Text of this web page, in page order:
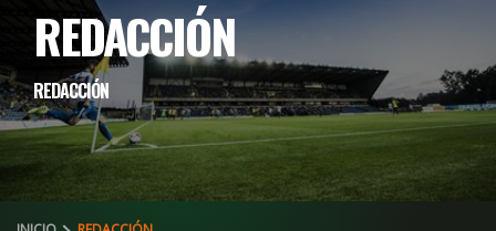
REDACCIÓN
REDACCIÓN